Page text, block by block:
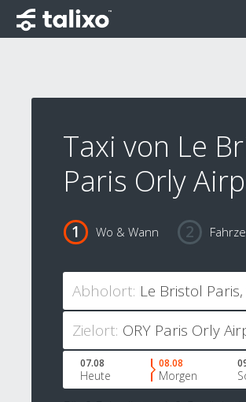
Taxi von Le
Paris Orly
Wo & Wann
Abholort:
Zielort:
07.08
Heute
08.08
Morgen